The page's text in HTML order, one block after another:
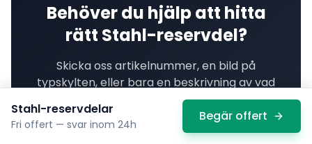
Behöver du hjälp att hitta
rätt Stahl-reservdel?
Skicka oss artikelnummer, en bild på
typskylten, eller bara en beskrivning av vad
som behövs. Vi har tillgång till ett europeiskt
nätverk av leverantörer och hittar även
ovanligaStahl -komponenter.
Stahl-reservdelar
Fri offert — svar inom 24h
Begär offert